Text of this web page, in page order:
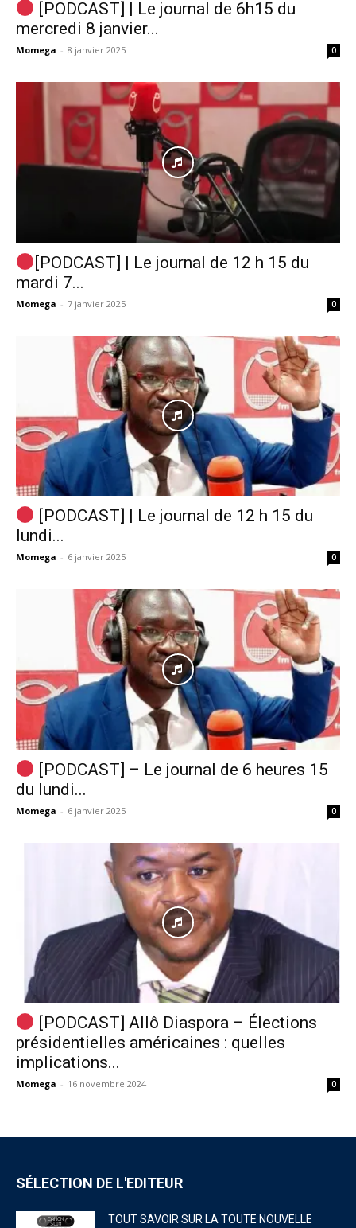
[PODCAST] | Le journal de 6h15 du
mercredi 8 janvier...
Momega - 8 janvier 2025 0
[PODCAST] | Le journal de 12 h 15 du
mardi 7...
Momega - 7 janvier 2025 0
[PODCAST] | Le journal de 12 h 15 du
lundi...
Momega - 6 janvier 2025 0
[PODCAST] – Le journal de 6 heures 15
du lundi...
Momega - 6 janvier 2025 0
[PODCAST] Allô Diaspora – Élections
présidentielles américaines : quelles
implications...
Momega - 16 novembre 2024 0
SÉLECTION DE L'EDITEUR
TOUT SAVOIR SUR LA TOUTE NOUVELLE